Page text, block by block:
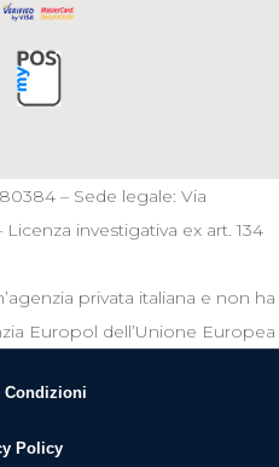
– Sede legale: Via
Licenza investigativa ex art. 134
privata italiana e non ha
Europol dell’Unione Europea
Condizioni
Policy